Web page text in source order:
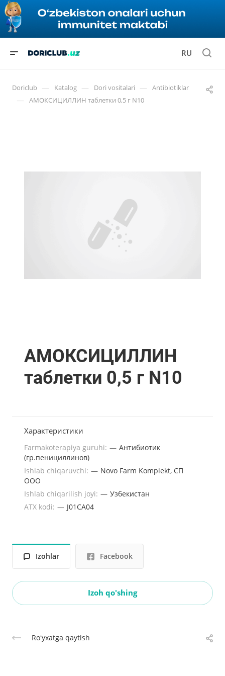
RU
Doriclub — Katalog — Dori vositalari — Antibiotiklar
— АМОКСИЦИЛЛИН таблетки 0,5 г N10
АМОКСИЦИЛЛИН
таблетки 0,5 г N10
Характеристики
Farmakoterapiya guruhi: — Антибиотик
(гр.пенициллинов)
Ishlab chiqaruvchi: — Novo Farm Komplekt, СП
ООО
Ishlab chiqarilish joyi: — Узбекистан
ATX kodi: — J01CA04
Izohlar Facebook
Izoh qo'shing
Roʻyxatga qaytish